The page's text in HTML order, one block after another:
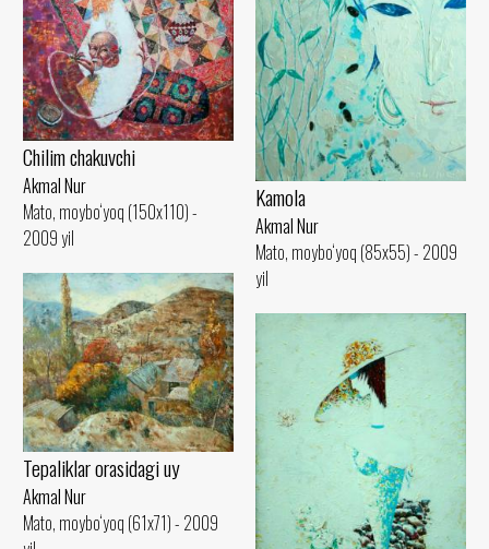
Сhilim chakuvchi
Akmal Nur
Mato, moybo‘yoq (150x110) -
2009 yil
Kamola
Akmal Nur
Mato, moybo‘yoq (85x55) - 2009
yil
Tepaliklar orasidagi uy
Akmal Nur
Mato, moybo‘yoq (61x71) - 2009